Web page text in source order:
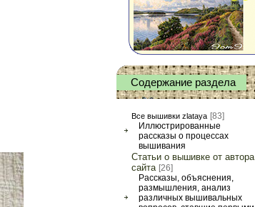
Содержание раздела
Все вышивки zlataya [83]
Иллюстрированные
рассказы о процессах
вышивания
Статьи о вышивке от автора
сайта [26]
Рассказы, объяснения,
размышления, анализ
различных вышивальных